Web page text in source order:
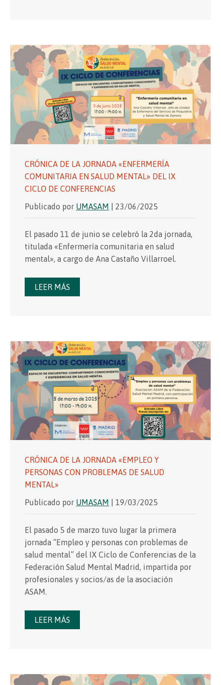
CRÓNICA DE LA JORNADA «ENFERMERÍA
COMUNITARIA EN SALUD MENTAL» DEL IX
CICLO DE CONFERENCIAS
Publicado por UMASAM | 23/06/2025
El pasado 11 de junio se celebró la 2da jornada,
titulada «Enfermería comunitaria en salud
mental», a cargo de Ana Castaño Villarroel.
LEER MÁS
CRÓNICA DE LA JORNADA «EMPLEO Y
PERSONAS CON PROBLEMAS DE SALUD
MENTAL»
Publicado por UMASAM | 19/03/2025
El pasado 5 de marzo tuvo lugar la primera
jornada “Empleo y personas con problemas de
salud mental” del IX Ciclo de Conferencias de la
Federación Salud Mental Madrid, impartida por
profesionales y socios/as de la asociación
ASAM.
LEER MÁS